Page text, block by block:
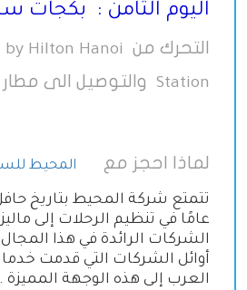
اليوم الثامن : بكجات
التحرك من by Hilton Hanoi
Station والتوصيل الى
لماذا احجز مع المحيط
عامًا في تنظيم الرحلات إلى
الشركات الرائدة في هذا
أوائل الشركات التي قدمت
العرب إلى هذه الوجهة المميزة .